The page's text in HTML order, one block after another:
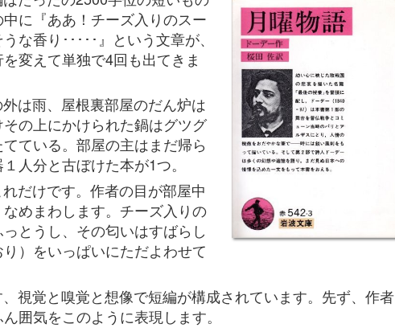
に『ああ！チーズ入りのスー
な香り･････』という文章が、
変えて単独で4回も出てきま
は雨、屋根裏部屋のだん炉は
の上にかけられた鍋はグツグ
ている。部屋の主はまだ帰ら
人分と古ぼけた本が1つ。
だけです。作者の目が部屋中
なめまわします。チーズ入りの
とうし、その匂いはすばらし
）をいっぱいにただよわせて
視覚と嗅覚と想像で短編が構成されています。先ず、作者
囲気をこのように表現します。